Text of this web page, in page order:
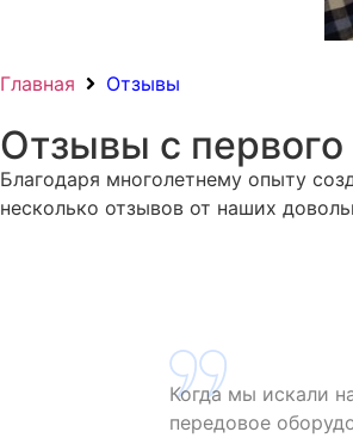
Главная Отзывы
Отзывы с первого
Благодаря многолетнему опыту
несколько отзывов от наших
Когда мы искали
передовое